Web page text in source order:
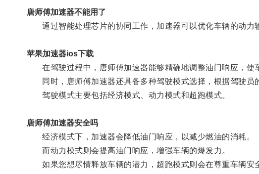
唐师傅加速器不能用了
通过智能处理芯片的协同工作，加速器可以优化车辆的动力
苹果加速器ios下载
在驾驶过程中，唐师傅加速器能够精确地调整油门响应，使
同时，唐师傅加速器还具备多种驾驶模式选择，根据驾驶员
驾驶模式主要包括经济模式、动力模式和超跑模式。
唐师傅加速器安全吗
经济模式下，加速器会降低油门响应，以减少燃油的消耗。
而动力模式则会提高油门响应，增强车辆的爆发力。
如果您想尽情释放车辆的潜力，超跑模式则会在尊重车辆安